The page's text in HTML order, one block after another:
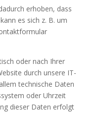
erhoben, dass
es sich z. B. um
oder nach Ihrer
durch unsere IT-
technische Daten
oder Uhrzeit
dieser Daten erfolgt